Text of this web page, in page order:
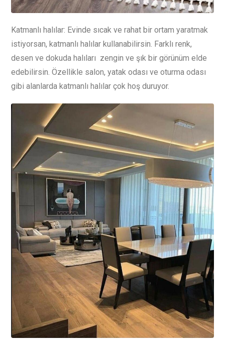
Katmanlı halılar: Evinde sıcak ve rahat bir ortam yaratmak
istiyorsan, katmanlı halılar kullanabilirsin. Farklı renk,
desen ve dokuda halıları zengin ve şık bir görünüm elde
edebilirsin. Özellikle salon, yatak odası ve oturma odası
gibi alanlarda katmanlı halılar çok hoş duruyor.